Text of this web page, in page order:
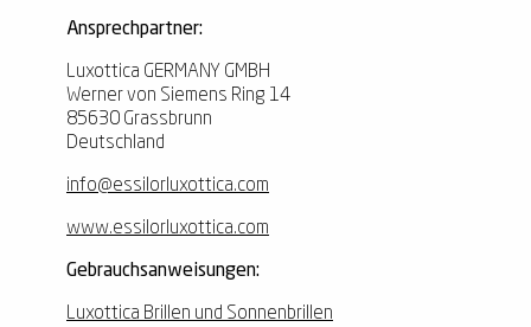
Ansprechpartner:
Luxottica GERMANY GMBH
Werner von Siemens Ring 14
85630 Grassbrunn
Deutschland
info@essilorluxottica.com
www.essilorluxottica.com
Gebrauchsanweisungen:
Luxottica Brillen und Sonnenbrillen